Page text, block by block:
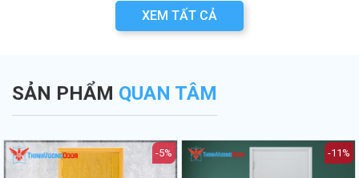
XEM TẤT CẢ
SẢN PHẨM QUAN TÂM
-5% -11%